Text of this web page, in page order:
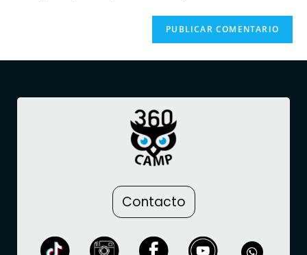
Contacto